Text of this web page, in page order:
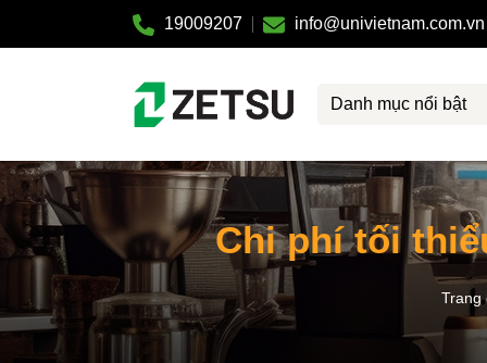
19009207 info@univietnam.com.vn
Danh mục nổi bật
Chi phí tối
Trang